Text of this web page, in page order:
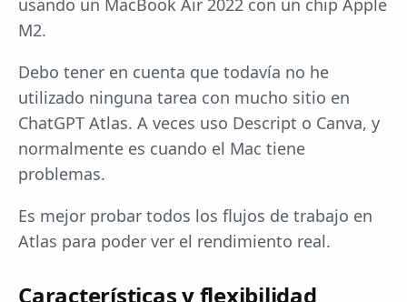
usando un MacBook Air 2022 con un chip Apple
M2.
Debo tener en cuenta que todavía no he
utilizado ninguna tarea con mucho sitio en
ChatGPT Atlas. A veces uso Descript o Canva, y
normalmente es cuando el Mac tiene
problemas.
Es mejor probar todos los flujos de trabajo en
Atlas para poder ver el rendimiento real.
Características y flexibilidad